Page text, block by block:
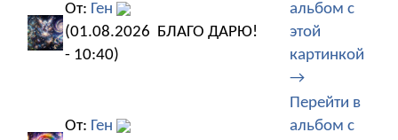
От: Ген
(01.08.2026
- 10:40)
БЛАГО ДАРЮ!
альбом с
этой
картинкой
→
От: Ген
Перейти в
альбом с